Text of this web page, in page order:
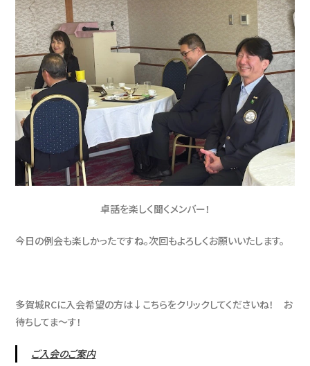
卓話を楽しく聞くメンバー！
今日の例会も楽しかったですね。次回もよろしくお願いいたします。
多賀城RCに入会希望の方は↓こちらをクリックしてくださいね！ お
待ちしてま～す！
ご入会のご案内